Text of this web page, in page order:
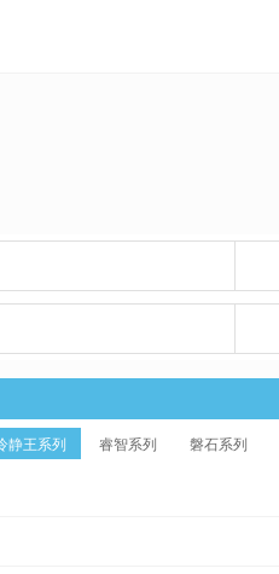
静王系列 睿智系列 磐石系列